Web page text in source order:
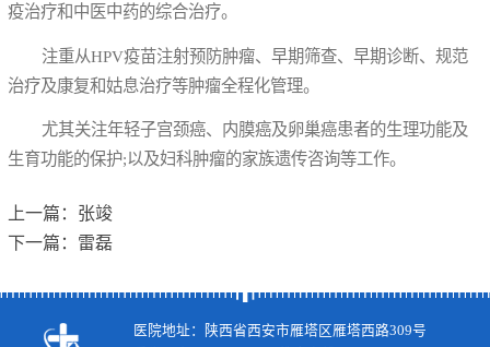
疫治疗和中医中药的综合治疗。
注重从HPV疫苗注射预防肿瘤、早期筛查、早期诊断、规范
治疗及康复和姑息治疗等肿瘤全程化管理。
尤其关注年轻子宫颈癌、内膜癌及卵巢癌患者的生理功能及
生育功能的保护;以及妇科肿瘤的家族遗传咨询等工作。
上一篇： 张竣
下一篇： 雷磊
医院地址：陕西省西安市雁塔区雁塔西路309号